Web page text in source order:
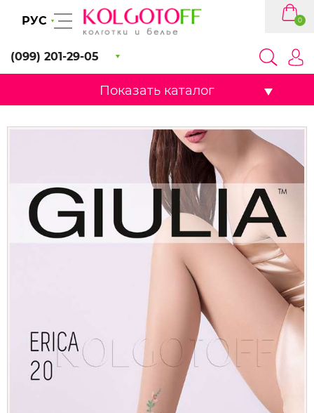
РУС
(099) 201-29-05
0
Показать каталог